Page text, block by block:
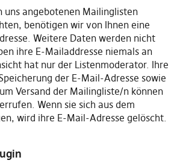
uns angebotenen Mailinglisten
benötigen wir von Ihnen eine
Weitere Daten werden nicht
ihre E-Mailaddresse niemals an
hat nur der Listenmoderator. Ihre
der E-Mail-Adresse sowie
Versand der Mailingliste/n können
Wenn sie sich aus dem
wird ihre E-Mail-Adresse gelöscht.